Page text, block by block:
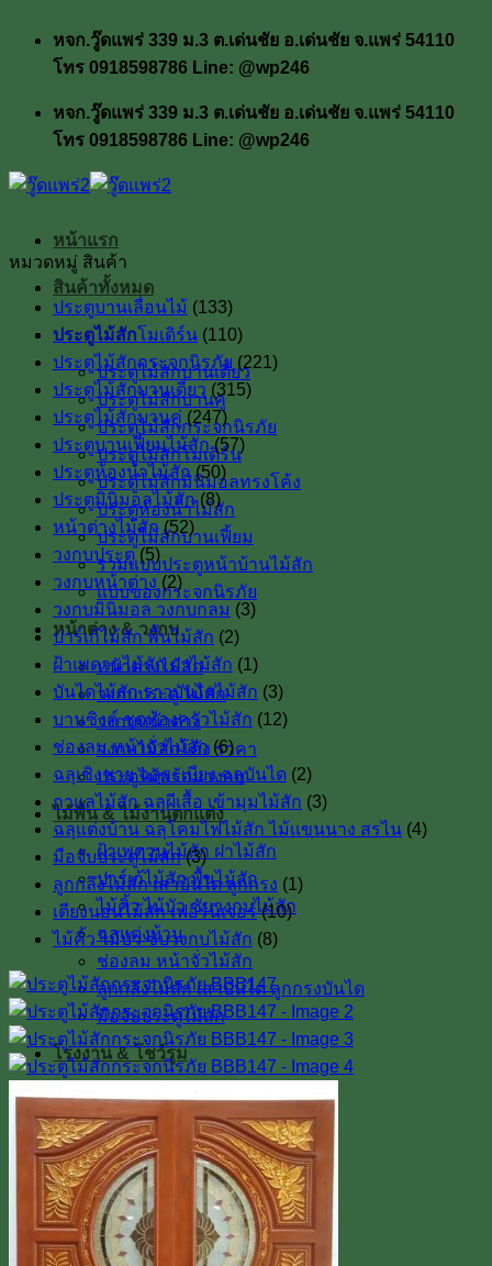
เนื้อหา
หจก.วู๊ดแพร่ 339 ม.3 ต.เด่นชัย อ.เด่นชัย จ.แพร่ 54110
โทร 0918598786 Line: @wp246
หจก.วู๊ดแพร่ 339 ม.3 ต.เด่นชัย อ.เด่นชัย จ.แพร่ 54110
โทร 0918598786 Line: @wp246
หน้าแรก
สินค้าทั้งหมด
ประตูไม้สัก
ประตูไม้สักบานเดี่ยว
ประตูไม้สักบานคู่
ประตูไม้สักกระจกนิรภัย
ประตูไม้สักโมเดิร์น
ประตูไม้สักมินิมอลทรงโค้ง
ประตูห้องน้ำไม้สัก
ประตูไม้สักบานเฟี้ยม
รวมแบบประตูหน้าบ้านไม้สัก
แบบของกระจกนิรภัย
หน้าต่าง & วงกบ
หน้าต่างไม้สัก
วงกบประตู ไม้สัก
วงกบหน้าต่าง
วงกบไม้สักโค้ง ราคา
ประตูไม้พร้อมวงกบ
ไม้พื้น & ไม้งานตกแต่ง
ฝ้าเพดานไม้สัก ฝาไม้สัก
ปาร์เก้ไม้สัก พื้นไม้สัก
ไม้คิ้ว ไม้บัว ซับวงกบไม้สัก
ฉลุแต่งบ้าน
ช่องลม หน้าจั่วไม้สัก
ลูกกลึงไม้สัก เสาบันได ลูกกรงบันได
มือจับประตูไม้สัก
โรงงาน & โชว์รูม
เตาอบไม้สัก
เกรดไม้สัก
เกี่ยวกับเรา
ค่าทำสี
การขนส่ง
บทความ
หมวดหมู่ สินค้า
ประตูบานเลื่อนไม้ (133)
ประตูไม้สักโมเดิร์น (110)
ประตูไม้สักกระจกนิรภัย (221)
ประตูไม้สักบานเดี่ยว (315)
ประตูไม้สักบานคู่ (247)
ประตูบานเฟี้ยมไม้สัก (57)
ประตูห้องน้ำไม้สัก (50)
ประตูมินิมอลไม้สัก (8)
หน้าต่างไม้สัก (52)
วงกบประตู (5)
วงกบหน้าต่าง (2)
วงกบมินิมอล วงกบกลม (3)
ปาร์เก้ไม้สัก พื้นไม้สัก (2)
ฝ้าเพดานไม้สัก ฝาไม้สัก (1)
บันไดไม้สัก ราวบันไดไม้สัก (3)
บานซิงค์ ชุดห้องครัวไม้สัก (12)
ช่องลม หน้าจั่วไม้สัก (6)
ฉลุเชิงชาย ฉลุระเบียง ฉลุบันได (2)
กาแลไม้สัก ฉลุผีเสื้อ เข้ามุมไม้สัก (3)
ฉลุแต่งบ้าน ฉลุโคมไฟไม้สัก ไม้เเขนนาง สรไน (4)
มือจับประตูไม้สัก (3)
ลูกกลึงไม้สัก เสาบันใด ลูกกรง (1)
เตียงนอนไม้สัก เฟอร์นิเจอร์ (10)
ไม้คิ้ว ไม้บัว ซับวงกบไม้สัก (8)